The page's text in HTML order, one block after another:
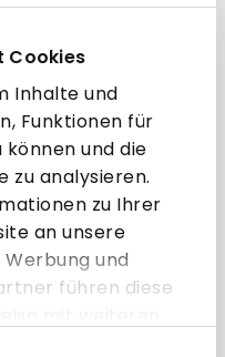
Cookies
Inhalte und
Funktionen für
und die
zu analysieren.
zu Ihrer
an unsere
und
führen diese
filtern